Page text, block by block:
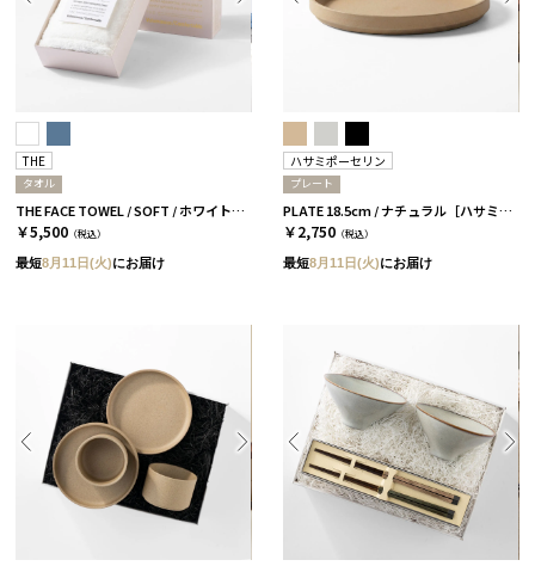
THE
タオル
THE FACE TOWEL / SOFT / ホワイト［THE］
￥5,500 （税込）
最短8月11日(火)にお届け
ハサミポーセリン
プレート
PLATE 18.5cm / ナチュラル［ハサミポーセリン］
￥2,750 （税込）
最短8月11日(火)にお届け